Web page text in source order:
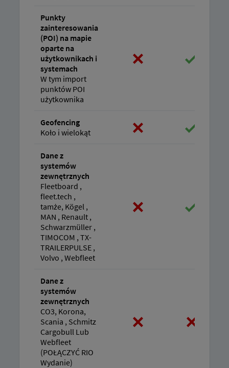
Punkty
zainteresowania
(POI) na mapie
oparte na
użytkownikach i
systemach
W tym import
punktów POI
użytkownika
Geofencing
Koło i wielokąt
Dane z
systemów
zewnętrznych
Fleetboard ,
fleet.tech ,
tamże, Kögel ,
MAN , Renault ,
Schwarzmüller ,
TIMOCOM , TX-
TRAILERPULSE ,
Volvo , Webfleet
Dane z
systemów
zewnętrznych
CO3, Korona,
Scania , Schmitz
Cargobull Lub
Webfleet
(POŁĄCZYĆ RIO
Wydanie)